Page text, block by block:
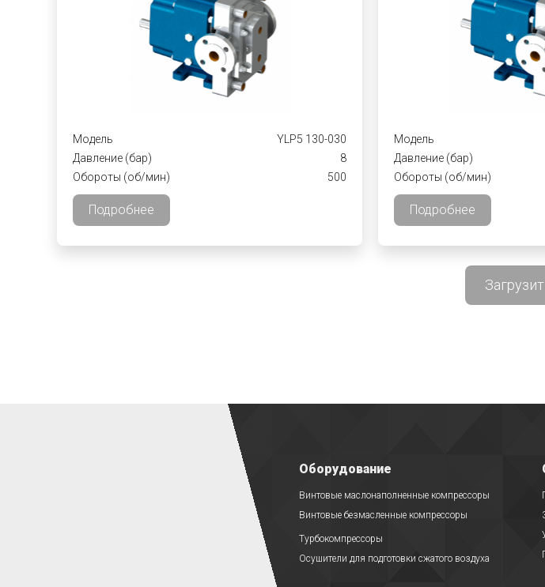
Модель
YLP5 130-030
Давление (бар)
8
Обороты (об/мин)
500
Подробнее
Модель
Давление (бар)
Обороты (об/мин)
Подробнее
Оборудование
Винтовые маслонаполненные компрессоры
Винтовые безмасленные компрессоры
Турбокомпрессоры
Осушители для подготовки сжатого воздуха